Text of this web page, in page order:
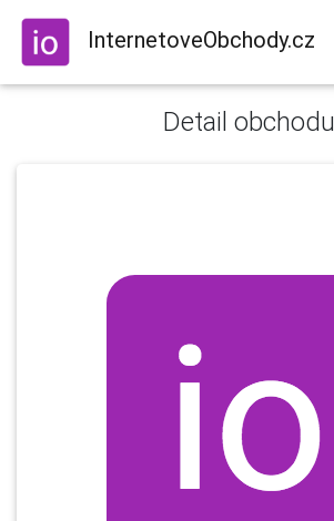
InternetoveObchody.cz
Detail obchodu